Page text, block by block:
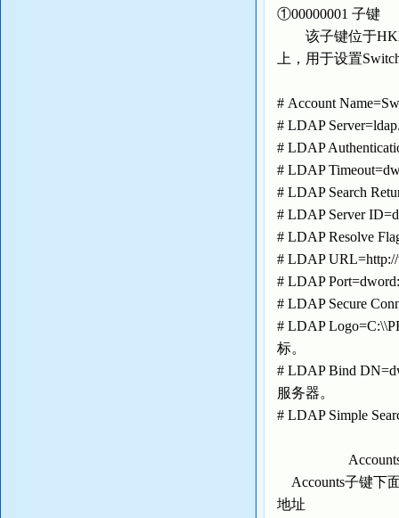
①00000001 子键
该子键位于
上，用于设置
# Account
# LDAP
# LDAP
# LDAP
# LDAP Search
# LDAP Server
# LDAP Resolve
# LDAP
# LDAP
# LDAP Secure
# LDAP
标。
# LDAP Bind
服务器。
# LDAP Simple
Accounts子键
Accounts子键下
地址